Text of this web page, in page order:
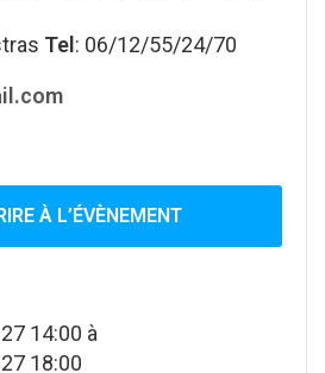
Tel : 06/12/55/24/70
À L’ÉVÈNEMENT
14:00 à
18:00